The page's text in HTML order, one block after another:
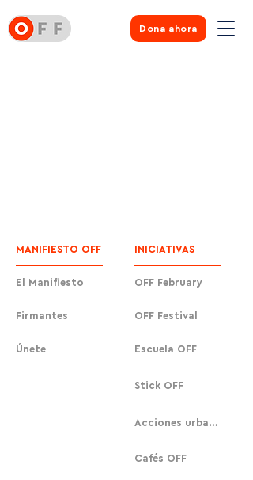
Dona ahora
MANIFIESTO OFF
El Manifiesto
Firmantes
Únete
INICIATIVAS
OFF February
OFF Festival
Escuela OFF
Stick OFF
Acciones urbanas
Cafés OFF